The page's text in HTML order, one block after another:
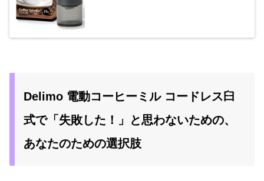
Delimo 電動コーヒーミル コードレス臼
式で「失敗した！」と思わないための、
あなたのための選択肢